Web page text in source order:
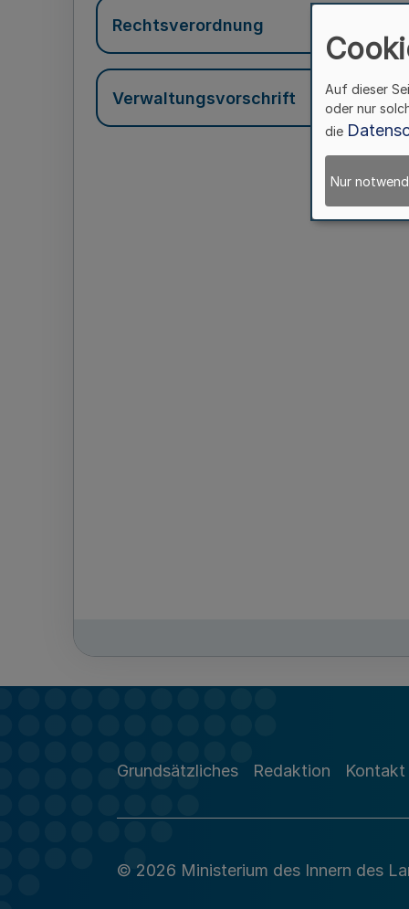
Rechtsverordnung
Verwaltungsvorschrift
Grundsätzliches Redaktion Kontakt
© 2026 Ministerium des Innern des
Auf dieser
oder nur
die
Nur